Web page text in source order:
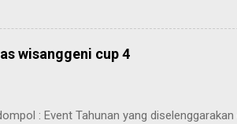
INFORMASI Dalam
waktu pemberian pelayanan
pelayanan informasi publik
sebagai berikut: Senin – Kamis :
wisanggeni cup 4
: Event Tahunan yang